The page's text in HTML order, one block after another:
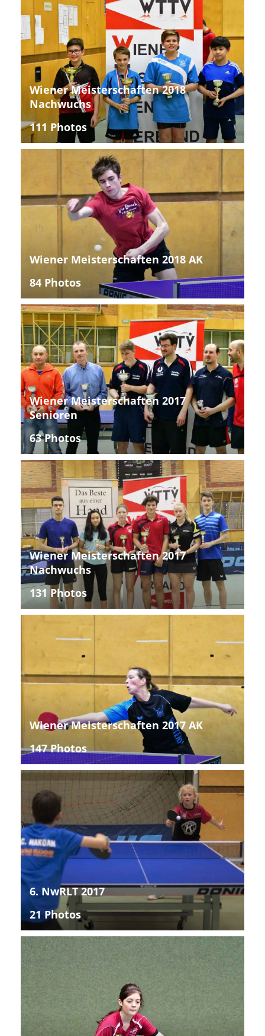
Wiener Meisterschaften 2018
Nachwuchs
111 Photos
Wiener Meisterschaften 2018 AK
84 Photos
Wiener Meisterschaften 2017
Senioren
63 Photos
Wiener Meisterschaften 2017
Nachwuchs
131 Photos
Wiener Meisterschaften 2017 AK
147 Photos
6. NwRLT 2017
21 Photos